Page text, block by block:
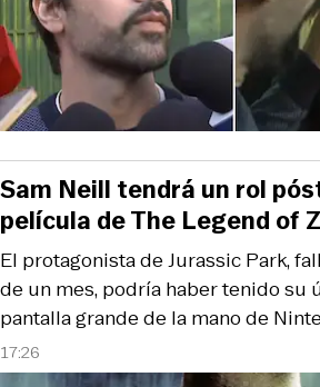
17:26
El protagonista de Jurassic Park,
de un mes, podría haber tenido su
pantalla grande de la mano de
Sam Neill tendrá un rol
película de The Legend of